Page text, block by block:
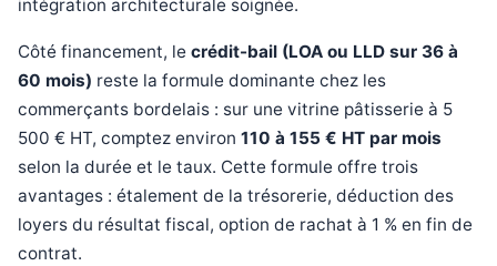
intégration architecturale soignée.
Côté financement, le crédit-bail (LOA ou LLD sur 36 à
60 mois) reste la formule dominante chez les
commerçants bordelais : sur une vitrine pâtisserie à 5
500 € HT, comptez environ 110 à 155 € HT par mois
selon la durée et le taux. Cette formule offre trois
avantages : étalement de la trésorerie, déduction des
loyers du résultat fiscal, option de rachat à 1 % en fin de
contrat.